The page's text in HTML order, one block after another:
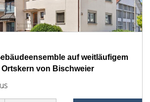
auf weitläufigem
von Bischweier